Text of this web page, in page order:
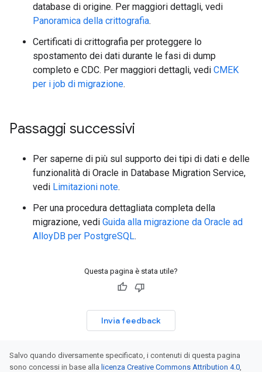
database di origine. Per maggiori dettagli, vedi
Panoramica della crittografia.
Certificati di crittografia per proteggere lo
spostamento dei dati durante le fasi di dump
completo e CDC. Per maggiori dettagli, vedi CMEK
per i job di migrazione.
Passaggi successivi
Per saperne di più sul supporto dei tipi di dati e delle
funzionalità di Oracle in Database Migration Service,
vedi Limitazioni note.
Per una procedura dettagliata completa della
migrazione, vedi Guida alla migrazione da Oracle ad
AlloyDB per PostgreSQL.
Questa pagina è stata utile?
Invia feedback
Salvo quando diversamente specificato, i contenuti di questa pagina
sono concessi in base alla licenza Creative Commons Attribution 4.0